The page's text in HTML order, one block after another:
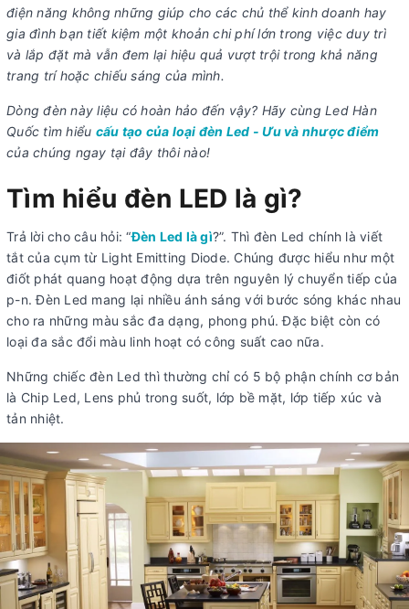
điện năng không những giúp cho các chủ thể kinh doanh hay
gia đình bạn tiết kiệm một khoản chi phí lớn trong việc duy trì
và lắp đặt mà vẫn đem lại hiệu quả vượt trội trong khả năng
trang trí hoặc chiếu sáng của mình.
Dòng đèn này liệu có hoàn hảo đến vậy? Hãy cùng Led Hàn
Quốc tìm hiểu cấu tạo của loại đèn Led - Ưu và nhược điểm
của chúng ngay tại đây thôi nào!
Tìm hiểu đèn LED là gì?
Trả lời cho câu hỏi: “Đèn Led là gì?”. Thì đèn Led chính là viết
tắt của cụm từ Light Emitting Diode. Chúng được hiểu như một
điốt phát quang hoạt động dựa trên nguyên lý chuyển tiếp của
p-n. Đèn Led mang lại nhiều ánh sáng với bước sóng khác nhau
cho ra những màu sắc đa dạng, phong phú. Đặc biệt còn có
loại đa sắc đổi màu linh hoạt có công suất cao nữa.
Những chiếc đèn Led thì thường chỉ có 5 bộ phận chính cơ bản
là Chip Led, Lens phủ trong suốt, lớp bề mặt, lớp tiếp xúc và
tản nhiệt.